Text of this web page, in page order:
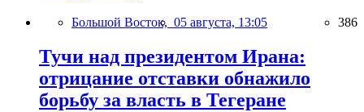
Большой Восток, 05 августа, 13:05 386
Тучи над президентом Ирана:
отрицание отставки обнажило
борьбу за власть в Тегеране